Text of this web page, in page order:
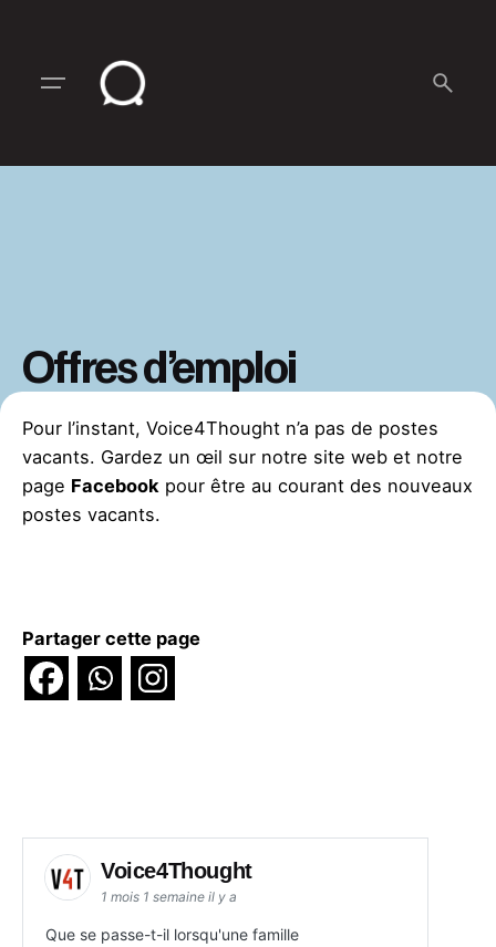
Offres d’emploi
Pour l’instant, Voice4Thought n’a pas de postes
vacants. Gardez un œil sur notre site web et notre
page Facebook pour être au courant des nouveaux
postes vacants.
Partager cette page
Voice4Thought
1 mois 1 semaine il y a
Que se passe-t-il lorsqu'une famille